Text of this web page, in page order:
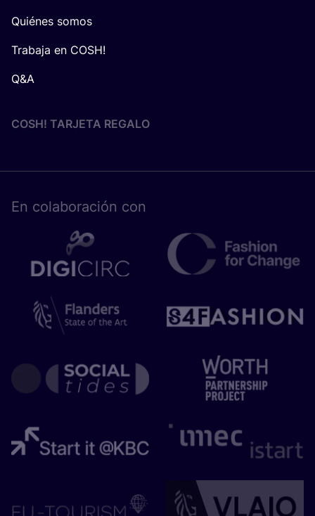
Quiénes somos
Trabaja en COSH!
Q&A
COSH! TARJETA REGALO
En cola­bo­ra­ción con